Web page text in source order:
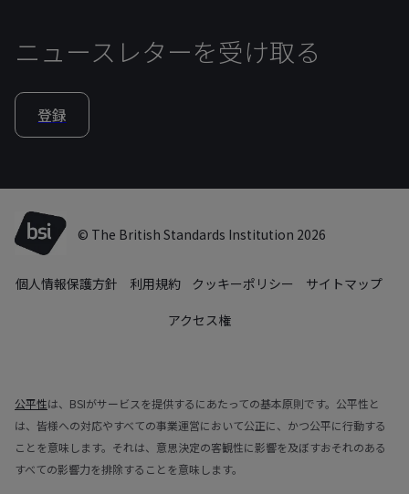
ニュースレターを受け取る
登録
© The British Standards Institution 2026
個人情報保護方針 利用規約 クッキーポリシー
サイトマップ
アクセス権
公平性は、BSIがサービスを提供するにあたっての基本原則です。公平性と
は、皆様への対応やすべての事業運営において公正に、かつ公平に行動する
ことを意味します。それは、意思決定の客観性に影響を及ぼすおそれのある
すべての影響力を排除することを意味します。